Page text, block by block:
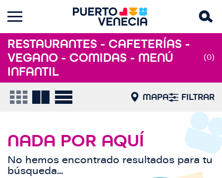
RESTAURANTES - CAFETERÍAS -
VEGANO - COMIDAS - MENÚ
INFANTIL
(0)
MAPA FILTRAR
NADA POR AQUÍ
No hemos encontrado resultados para tu
búsqueda...